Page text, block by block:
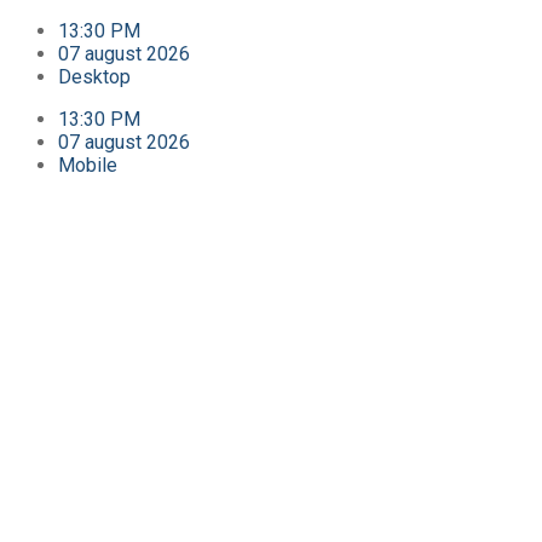
13:30 PM
07 august 2026
Desktop
13:30 PM
07 august 2026
Mobile